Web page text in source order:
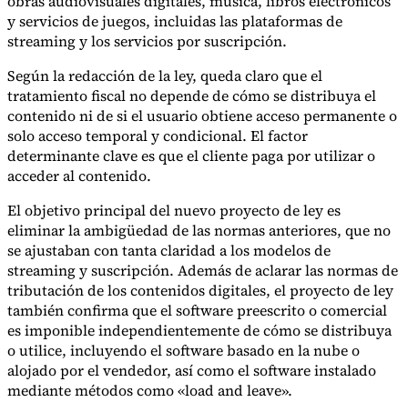
Expertos
Nuestros autores Conviértase en colaboradorElija un experto
y servicios de juegos, incluidas las plataformas de
streaming y los servicios por suscripción.
Según la redacción de la ley, queda claro que el
tratamiento fiscal no depende de cómo se distribuya el
contenido ni de si el usuario obtiene acceso permanente o
solo acceso temporal y condicional. El factor
determinante clave es que el cliente paga por utilizar o
acceder al contenido.
El objetivo principal del nuevo proyecto de ley es
eliminar la ambigüedad de las normas anteriores, que no
se ajustaban con tanta claridad a los modelos de
streaming y suscripción. Además de aclarar las normas de
tributación de los contenidos digitales, el proyecto de ley
también confirma que el software preescrito o comercial
es imponible independientemente de cómo se distribuya
o utilice, incluyendo el software basado en la nube o
alojado por el vendedor, así como el software instalado
mediante métodos como «load and leave».